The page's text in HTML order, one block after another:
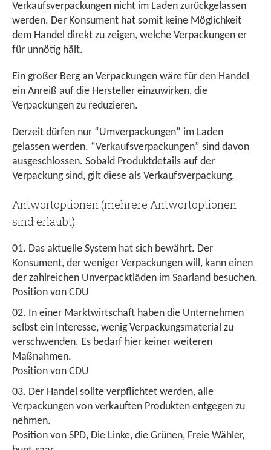
Verkaufsverpackungen nicht im Laden zurückgelassen
werden. Der Konsument hat somit keine Möglichkeit
dem Handel direkt zu zeigen, welche Verpackungen er
für unnötig hält.
Ein großer Berg an Verpackungen wäre für den Handel
ein Anreiß auf die Hersteller einzuwirken, die
Verpackungen zu reduzieren.
Derzeit dürfen nur “Umverpackungen” im Laden
gelassen werden. “Verkaufsverpackungen” sind davon
ausgeschlossen. Sobald Produktdetails auf der
Verpackung sind, gilt diese als Verkaufsverpackung.
Antwortoptionen (mehrere Antwortoptionen
sind erlaubt)
Das aktuelle System hat sich bewährt. Der
Konsument, der weniger Verpackungen will, kann einen
der zahlreichen Unverpacktläden im Saarland besuchen.
Position von CDU
In einer Marktwirtschaft haben die Unternehmen
selbst ein Interesse, wenig Verpackungsmaterial zu
verschwenden. Es bedarf hier keiner weiteren
Maßnahmen.
Position von CDU
Der Handel sollte verpflichtet werden, alle
Verpackungen von verkauften Produkten entgegen zu
nehmen.
Position von SPD, Die Linke, die Grünen, Freie Wähler,